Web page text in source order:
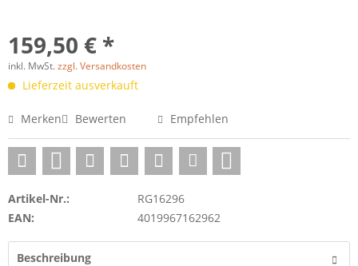
159,50 € *
inkl. MwSt.zzgl. Versandkosten
Lieferzeit ausverkauft
Merken Bewerten Empfehlen
Artikel-Nr.:
RG16296
EAN:
4019967162962
Beschreibung